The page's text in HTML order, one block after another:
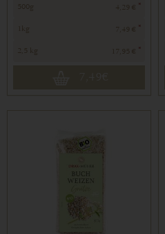
500g 4,29 € *
1kg 7,49 € *
2,5 kg 17,95 € *